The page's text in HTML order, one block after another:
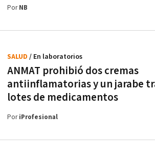
PorNB
ANMAT prohibió dos cremas
antiinflamatorias y un jarabe
lotes de medicamentos
SALUD / En laboratorios
PoriProfesional